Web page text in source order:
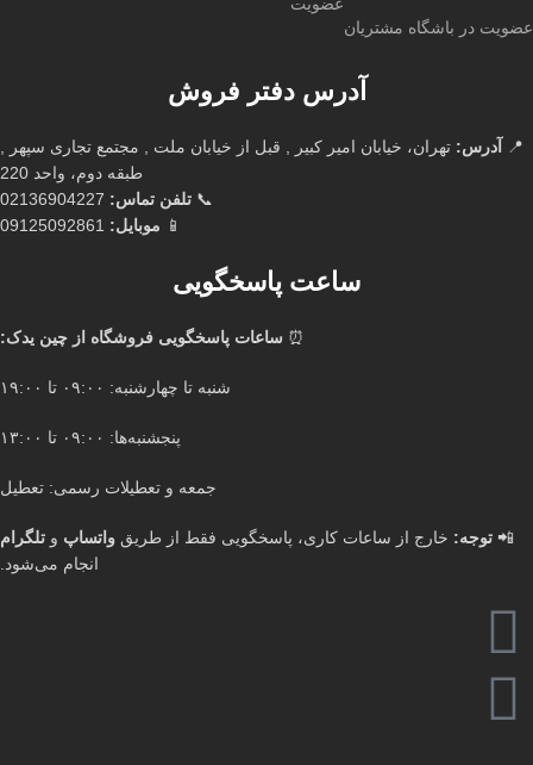
عضویت در باشگاه مشتریان
آدرس دفتر فروش
📍 آدرس: تهران، خیابان امیر کبیر , قبل از خیابان ملت , مجتمع تجاری سپهر ,
طبقه دوم، واحد 220
📞 تلفن تماس:
📱 موبایل:
ساعت پاسخگویی
⏰ ساعات پاسخگویی فروشگاه از چین یدک:
شنبه تا چهارشنبه: ۰۹:۰۰ تا ۱۹:۰۰
پنجشنبه‌ها: ۰۹:۰۰ تا ۱۳:۰۰
جمعه و تعطیلات رسمی: تعطیل
📲 توجه: خارج از ساعات کاری، پاسخگویی فقط از طریق واتساپ و تلگرام
انجام می‌شود.